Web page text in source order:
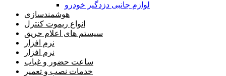
لوازم جانبی دزدگیر خودرو
هوشمندسازی
انواع ریموت کنترل
سیستم های اعلام حریق
نرم افزار
نرم افزار
ساعت حضور و غیاب
خدمات نصب و تعمیر